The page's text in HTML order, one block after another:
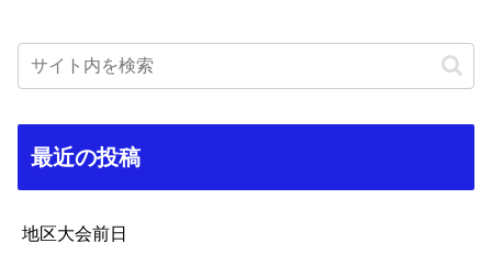
最近の投稿
地区大会前日